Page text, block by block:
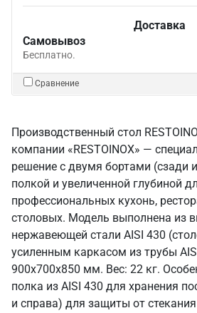
Доставка
Самовывоз
Бесплатно.
Сравнение
Производственный стол
компании «RESTOINOX» —
решение с двумя бортами (сзади
полкой и увеличенной глубиной
профессиональных кухонь,
столовых. Модель выполнена из
нержавеющей стали AISI 430
усиленным каркасом из трубы
900x700x850 мм. Вес: 22 кг.
полка из AISI 430 для хранения
и справа) для защиты от